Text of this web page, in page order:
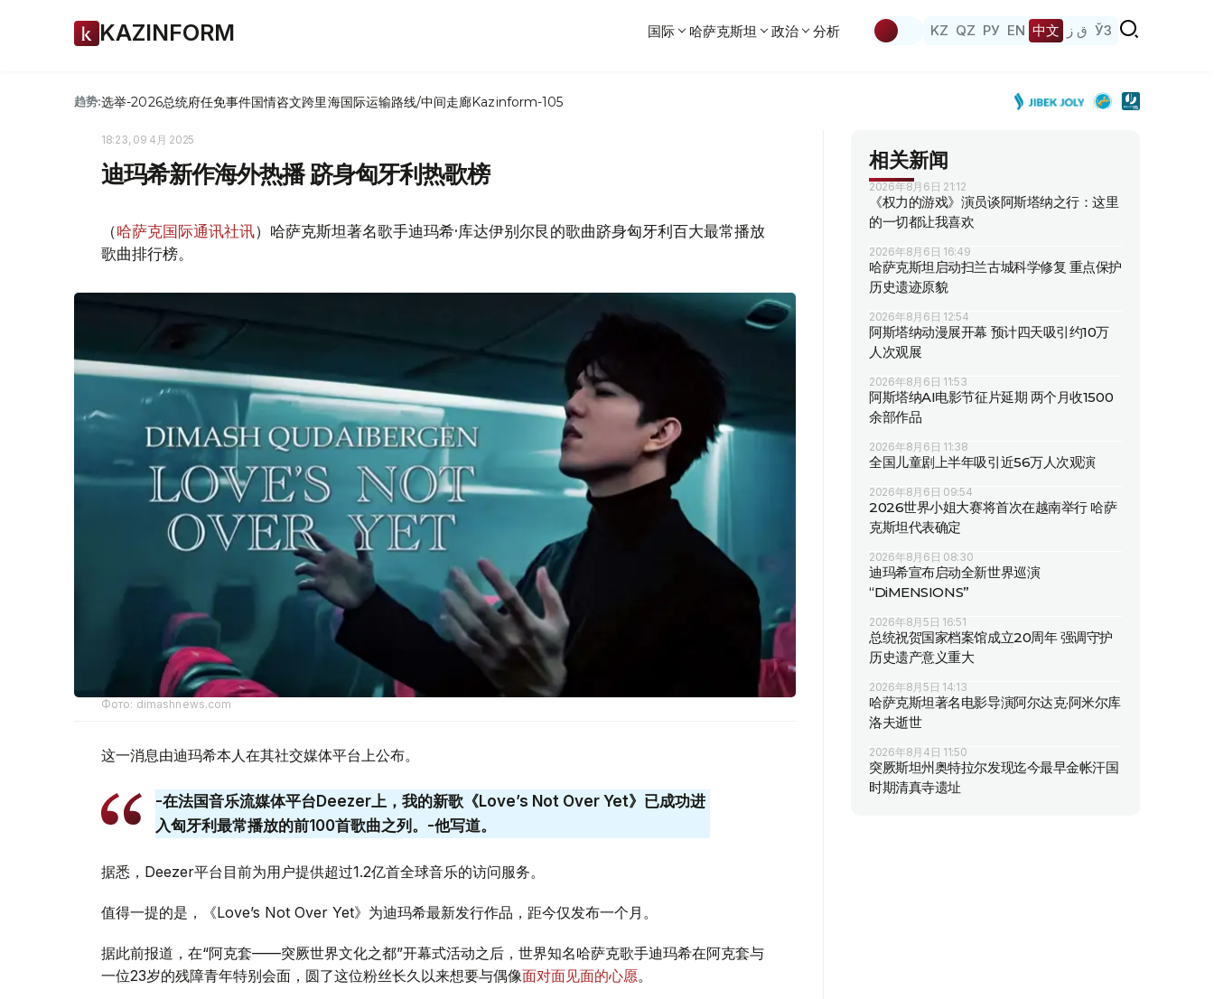
KAZINFORM 国际 哈萨克斯坦 政治 分析 KZ QZ РУ EN 中文 ق ز ЎЗ
趋势:选举-2026总统府任免事件国情咨文跨里海国际运输路线/中间走廊Kazinform-105
18:23, 09 4月 2025
迪玛希新作海外热播 跻身匈牙利热歌榜
（哈萨克国际通讯社讯）哈萨克斯坦著名歌手迪玛希·库达伊别尔艮的歌曲跻身匈牙利百大最常播放
歌曲排行榜。
Фото: dimashnews.com
这一消息由迪玛希本人在其社交媒体平台上公布。
-在法国音乐流媒体平台Deezer上，我的新歌《Love’s Not Over Yet》已成功进
入匈牙利最常播放的前100首歌曲之列。-他写道。
据悉，Deezer平台目前为用户提供超过1.2亿首全球音乐的访问服务。
值得一提的是，《Love’s Not Over Yet》为迪玛希最新发行作品，距今仅发布一个月。
据此前报道，在“阿克套——突厥世界文化之都”开幕式活动之后，世界知名哈萨克歌手迪玛希在阿克套与
一位23岁的残障青年特别会面，圆了这位粉丝长久以来想要与偶像面对面见面的心愿。
相关新闻
2026年8月6日 21:12
《权力的游戏》演员谈阿斯塔纳之行：这里
的一切都让我喜欢
2026年8月6日 16:49
哈萨克斯坦启动扫兰古城科学修复 重点保护
历史遗迹原貌
2026年8月6日 12:54
阿斯塔纳动漫展开幕 预计四天吸引约10万
人次观展
2026年8月6日 11:53
阿斯塔纳AI电影节征片延期 两个月收1500
余部作品
2026年8月6日 11:38
全国儿童剧上半年吸引近56万人次观演
2026年8月6日 09:54
2026世界小姐大赛将首次在越南举行 哈萨
克斯坦代表确定
2026年8月6日 08:30
迪玛希宣布启动全新世界巡演
“DiMENSIONS”
2026年8月5日 16:51
总统祝贺国家档案馆成立20周年 强调守护
历史遗产意义重大
2026年8月5日 14:13
哈萨克斯坦著名电影导演阿尔达克·阿米尔库
洛夫逝世
2026年8月4日 11:50
突厥斯坦州奥特拉尔发现迄今最早金帐汗国
时期清真寺遗址